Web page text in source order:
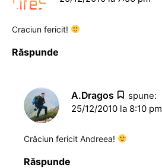
Craciun fericit!
Răspunde
A.Dragos
spune:
25/12/2010 la 8:10 pm
Crăciun fericit Andreea!
Răspunde